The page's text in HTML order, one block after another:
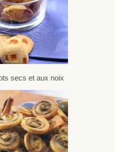
secs et aux noix